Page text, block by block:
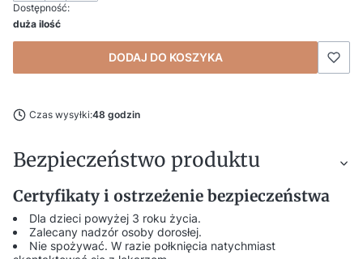
Dostępność:
duża ilość
DODAJ DO KOSZYKA
Czas wysyłki:48 godzin
Bezpieczeństwo produktu
Certyfikaty i ostrzeżenie bezpieczeństwa
Dla dzieci powyżej 3 roku życia.
Zalecany nadzór osoby dorosłej.
Nie spożywać. W razie połknięcia natychmiast